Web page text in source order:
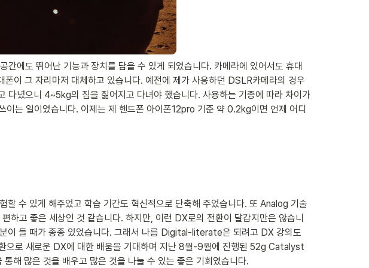
에도 뛰어난 기능과 장치를 담을 수 있게 되었습니다. 카메라에 있어서도 휴대
이 그 자리마저 대체하고 있습니다. 예전에 제가 사용하던 DSLR카메라의 경우
녔으니 4~5kg의 짐을 짊어지고 다녀야 했습니다. 사용하는 기종에 따라 차이가
는 일이었습니다. 이제는 제 핸드폰 아이폰12pro 기준 약 0.2kg이면 언제 어디
수 있게 해주었고 학습 기간도 혁신적으로 단축해 주었습니다. 또 Analog 기술
하고 좋은 세상인 것 같습니다. 하지만, 이런 DX로의 전환이 달갑지만은 않습니
이 들 때가 종종 있었습니다. 그래서 나름 Digital-literate은 되려고 DX 강의도
으로 새로운 DX에 대한 배움을 기대하며 지난 8월-9월에 진행된 52g Catalyst
해 많은 것을 배우고 많은 것을 나눌 수 있는 좋은 기회였습니다.